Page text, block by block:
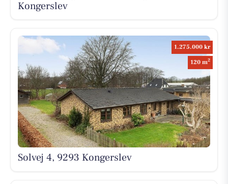
Kongerslev
1.275.000 kr
120 m2
Solvej 4, 9293 Kongerslev